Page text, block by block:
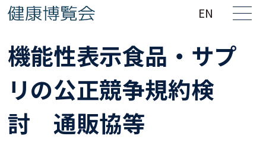
EN
機能性表示食品・サプ
リの公正競争規約検
討 通販協等